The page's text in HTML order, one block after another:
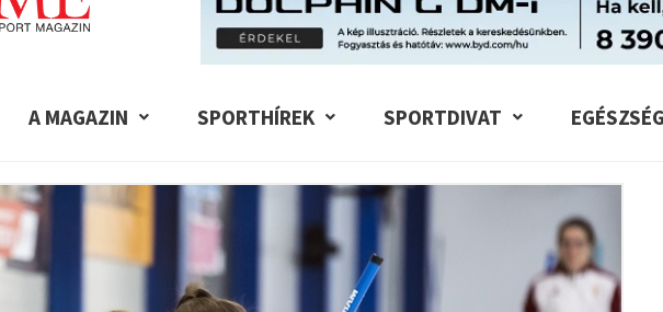
A MAGAZIN SPORTHÍREK SPORTDIVAT EGÉSZSÉG